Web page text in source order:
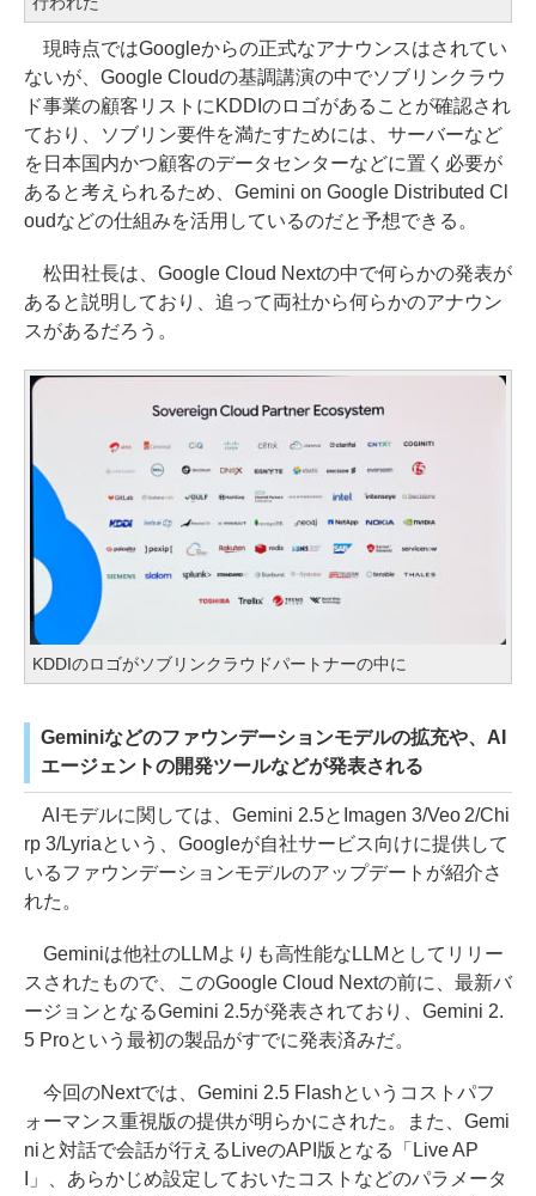
現時点ではGoogleからの正式なアナウンスはされてい
ないが、Google Cloudの基調講演の中でソブリンクラウ
ド事業の顧客リストにKDDIのロゴがあることが確認され
ており、ソブリン要件を満たすためには、サーバーなど
を日本国内かつ顧客のデータセンターなどに置く必要が
あると考えられるため、Gemini on Google Distributed Cl
oudなどの仕組みを活用しているのだと予想できる。
松田社長は、Google Cloud Nextの中で何らかの発表が
あると説明しており、追って両社から何らかのアナウン
スがあるだろう。
KDDIのロゴがソブリンクラウドパートナーの中に
Geminiなどのファウンデーションモデルの拡充や、AI
エージェントの開発ツールなどが発表される
AIモデルに関しては、Gemini 2.5とImagen 3/Veo 2/Chi
rp 3/Lyriaという、Googleが自社サービス向けに提供して
いるファウンデーションモデルのアップデートが紹介さ
れた。
Geminiは他社のLLMよりも高性能なLLMとしてリリー
スされたもので、このGoogle Cloud Nextの前に、最新バ
ージョンとなるGemini 2.5が発表されており、Gemini 2.
5 Proという最初の製品がすでに発表済みだ。
今回のNextでは、Gemini 2.5 Flashというコストパフ
ォーマンス重視版の提供が明らかにされた。また、Gemi
niと対話で会話が行えるLiveのAPI版となる「Live AP
I」、あらかじめ設定しておいたコストなどのパラメータ